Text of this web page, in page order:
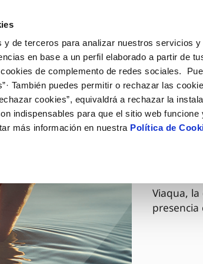
y de terceros para analizar nuestros servicios
en base a un perfil elaborado a partir de
de complemento de redes sociales.
También puedes permitir o rechazar las
cookies”, equivaldrá a rechazar la
indispensables para que el sitio web funcione
más información en nuestra Política de
de titular
de suministro
Actualizar
Actualizar
VER TODAS LAS GESTIONES
Tu Servicio
AL CLIENTE
de contacto
de fuga interior
Carta de
Customer
Programa
Tu Agua
calidad del agua
CUIDADOS
Consejos de
Cuidados de
Conócenos
COMPROMISOS
ambiente
03 DIC 2025
Viaqua,
presencia